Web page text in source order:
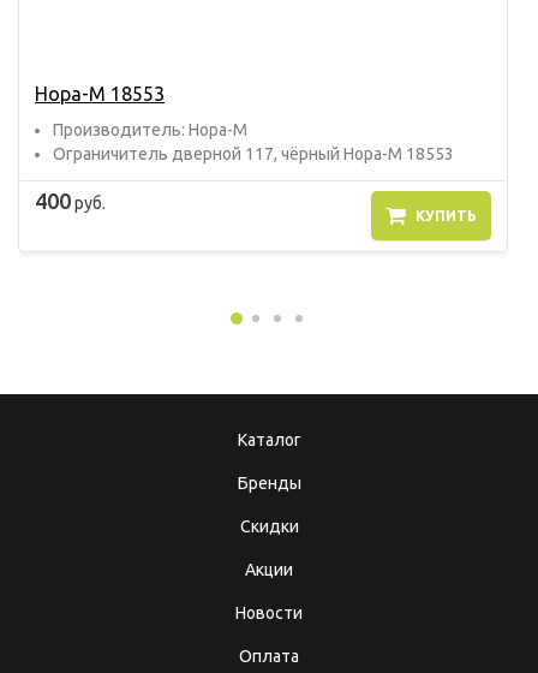
Нора-М 18553
Прoизвoдитель: Нора-М
Ограничитель дверной 117, чёрный Нора-М 18553
400руб.
КУПИТЬ
Каталог
Бренды
Скидки
Акции
Новости
Оплата